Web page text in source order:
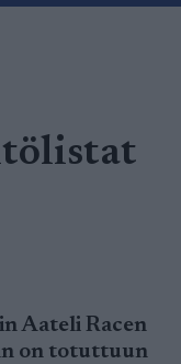
Aateli Racen
on totuttuun